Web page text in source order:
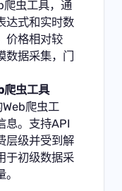
爬虫工具，通
达式和实时数
价格相对较
数据采集，门
爬虫工具
爬虫工
息。支持API
层级并受到解
于初级数据采